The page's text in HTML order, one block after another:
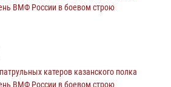
ВМФ России в боевом строю
завоевали «бронзу» в окружном этапе
катеров казанского полка
ВМФ России в боевом строю